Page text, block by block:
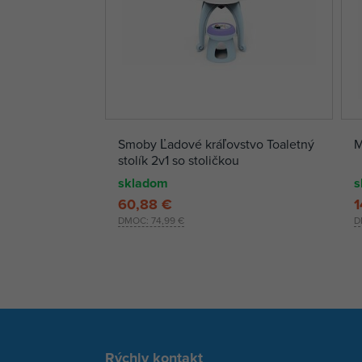
Smoby Ľadové kráľovstvo Toaletný
stolík 2v1 so stoličkou
skladom
DMOC: 74,99 €
60,88 €
Rýchly kontakt